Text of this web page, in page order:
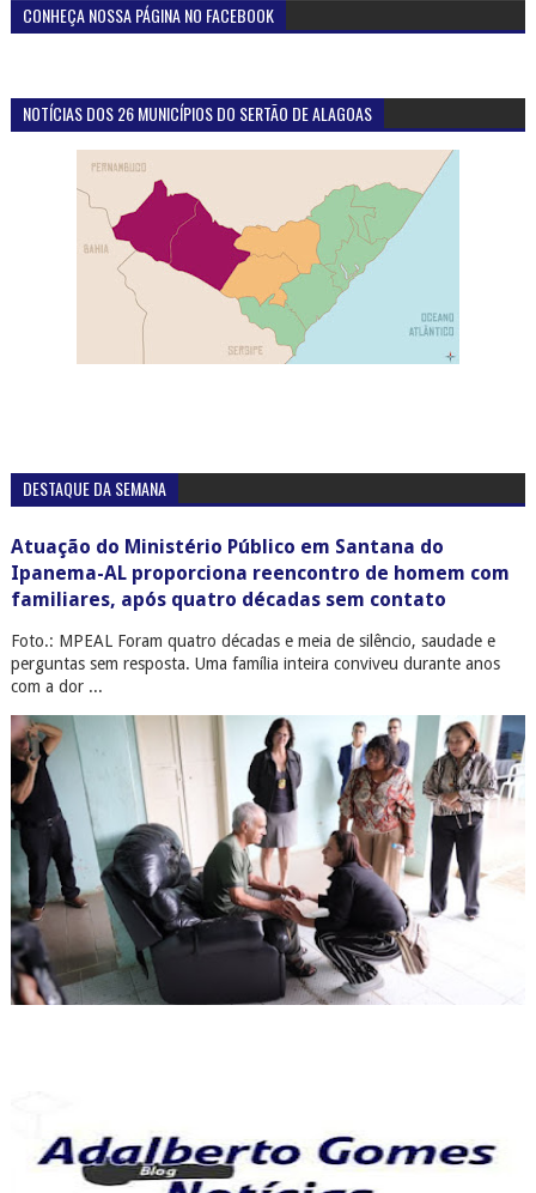
CONHEÇA NOSSA PÁGINA NO FACEBOOK
NOTÍCIAS DOS 26 MUNICÍPIOS DO SERTÃO DE ALAGOAS
DESTAQUE DA SEMANA
Atuação do Ministério Público em Santana do
Ipanema-AL proporciona reencontro de homem com
familiares, após quatro décadas sem contato
Foto.: MPEAL Foram quatro décadas e meia de silêncio, saudade e
perguntas sem resposta. Uma família inteira conviveu durante anos
com a dor ...